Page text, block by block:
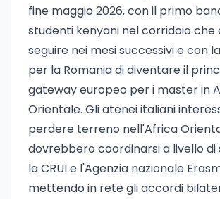
fine maggio 2026, con il primo
studenti kenyani nel corridoio
seguire nei mesi successivi e con
per la Romania di diventare il
gateway europeo per i master in
Orientale. Gli atenei italiani
perdere terreno nell'Africa
dovrebbero coordinarsi a livello di
la CRUI e l'Agenzia nazionale
mettendo in rete gli accordi